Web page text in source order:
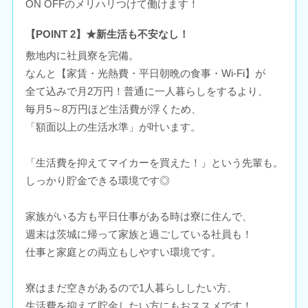
ON OFFのメリハリつけて働けます！
【POINT 2】★新生活も不安なし！
敷地内に社員寮を完備。
なんと【家賃・光熱費・平日朝晩の食事・Wi-Fi】が
全て込みで月2万円！普通に一人暮らしをするより、
毎月5～8万円ほど生活費が浮くため、
「額面以上の生活水準」が叶います。
「生活費を抑えてマイカーを買えた！」という先輩も。
しっかり貯金できる環境です◎
家族がいる方も平日仕事がある時は寮に住んで、
週末は茨城に帰って家族と過ごしている社員も！
仕事と家庭との両立もしやすい環境です。
寮はまだ空きがあるので1人暮らししたい方、
生活費を抑えて貯金したい方にもおススメです！